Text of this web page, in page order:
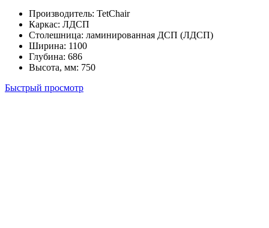
Производитель: TetChair
Каркас: ЛДСП
Столешница: ламинированная ДСП (ЛДСП)
Ширина: 1100
Глубина: 686
Высота, мм: 750
Быстрый просмотр